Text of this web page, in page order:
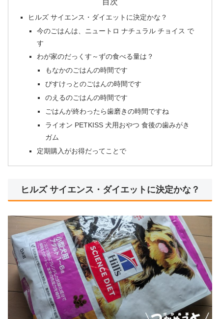
ヒルズ サイエンス・ダイエットに決定かな？
今のごはんは、ニュートロ ナチュラル チョイス で
す
わが家のだっくす～ずの食べる量は？
もなかのごはんの時間です
びすけっとのごはんの時間です
のえるのごはんの時間です
ごはんが終わったら歯磨きの時間ですね
ライオン PETKISS 犬用おやつ 食後の歯みがき
ガム
定期購入がお得だってことで
ヒルズ サイエンス・ダイエットに決定かな？